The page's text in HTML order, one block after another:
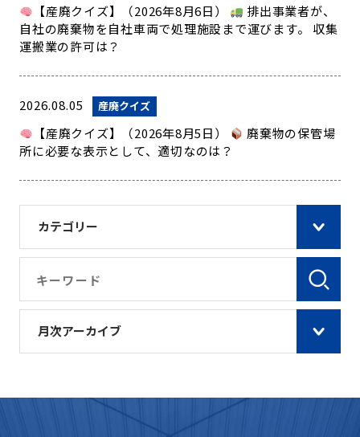
カテゴリー
月次アーカイブ
【産廃クイズ】（2026年8月6日）
排出事業者が、
自社の廃棄物を自社車両で処理施設まで運びます。 収集
運搬業の許可は？
2026.08.05 産廃クイズ
【産廃クイズ】（2026年8月5日）
廃棄物の保管場
所に必要な表示として、適切なのは？